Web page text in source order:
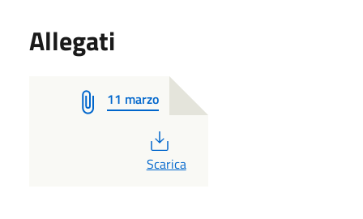
Allegati
11 marzo
PDF
Scarica